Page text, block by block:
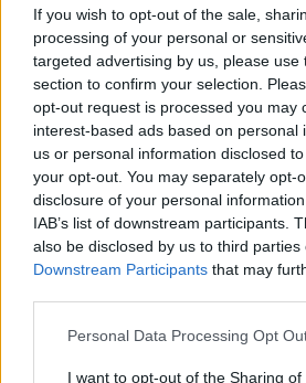
If you wish to opt-out of the sale,
processing of your personal or
targeted advertising by us, please use
section to confirm your selection.
opt-out request is processed you may
interest-based ads based on personal
us or personal information disclosed
your opt-out. You may separately opt-
disclosure of your personal
IAB’s list of downstream participants.
also be disclosed by us to third parties
Downstream Participants that may
Please note that this website/app uses
not limited to your visit or usage
Personal Data Processing Opt
I want to opt-out of the Sharing of
PCW.lite| 2023.10.27
Megvan a Pixel
PCW.lite| 2023.10.20
Menő, MI-
kap az
PCW.lite| 2023.10.06 06:02
Csúszhat az
megjelenése
PCW.lite| 2023.09.06
Itt a lista: ezek
telefonok